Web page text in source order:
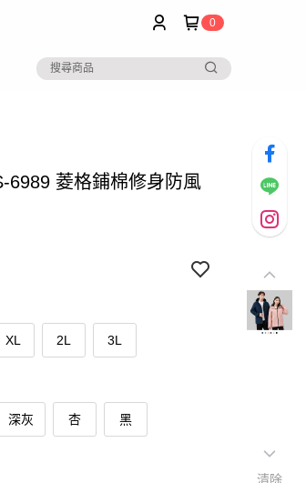
0
6989 菱格鋪棉修身防風
XL 2L 3L
深灰 杏 黑
清除